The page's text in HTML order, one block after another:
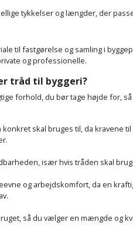
tykkelser og længder, der
til fastgørelse og samling i
og professionelle.
tråd til byggeri?
forhold, du bør tage højde for,
konkret skal bruges til, da
især hvis tråden skal
og arbejdskomfort, da en
så du vælger en mængde og